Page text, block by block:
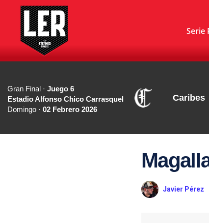
Serie
Gran Final · Juego 6
Estadio Alfonso Chico Carrasquel
Domingo · 02 Febrero 2026
Caribes
Javier Pérez